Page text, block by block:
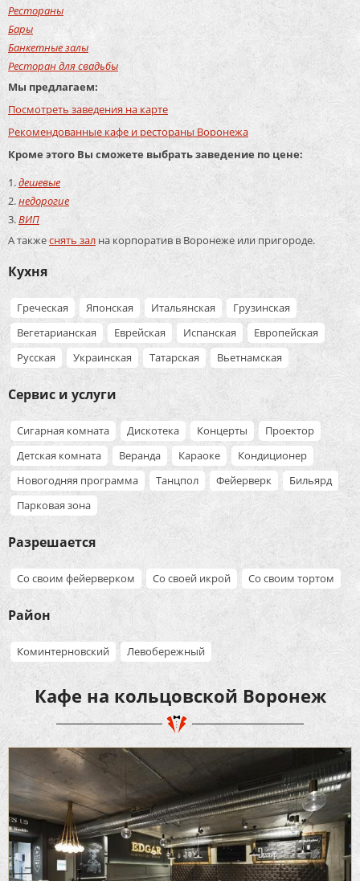
Рестораны
Бары
Банкетные залы
Ресторан для свадьбы
Мы предлагаем:
Посмотреть заведения на карте
Рекомендованные кафе и рестораны Воронежа
Кроме этого Вы сможете выбрать заведение по цене:
дешевые
недорогие
ВИП
А такжеснять зал на корпоратив в Воронеже или пригороде.
Кухня
Греческая Японская Итальянская
Грузинская
Вегетарианская
Еврейская Испанская
Европейская
Русская
Украинская Татарская Вьетнамская
Сервис и услуги
Сигарная комната Дискотека Концерты
Проектор
Детская комната
Веранда Караоке
Кондиционер
Новогодняя программа
Танцпол Фейерверк
Бильярд
Парковая зона
Разрешается
Со своим фейерверком Со своей икрой Со своим тортом
Район
Коминтерновский Левобережный
Кафе на кольцовской Воронеж